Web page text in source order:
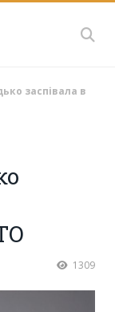
заспівала в
1309